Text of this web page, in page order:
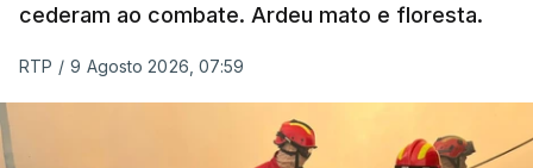
cederam ao combate. Ardeu mato e floresta.
RTP / 9 Agosto 2026, 07:59